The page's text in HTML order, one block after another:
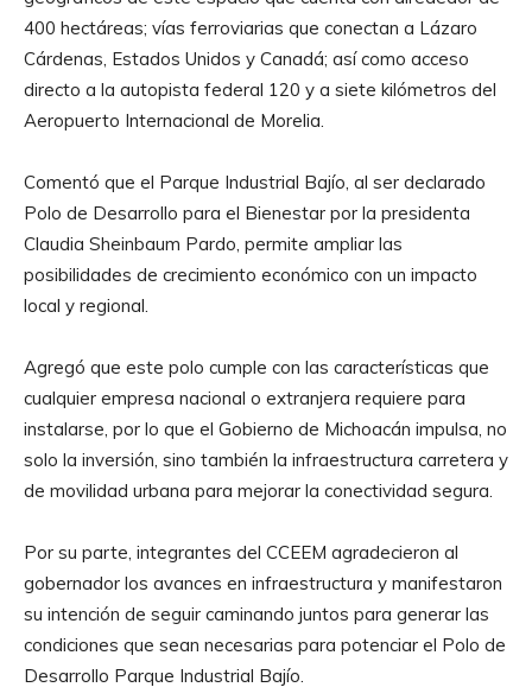
400 hectáreas; vías ferroviarias que conectan a Lázaro
Cárdenas, Estados Unidos y Canadá; así como acceso
directo a la autopista federal 120 y a siete kilómetros del
Aeropuerto Internacional de Morelia.
Comentó que el Parque Industrial Bajío, al ser declarado
Polo de Desarrollo para el Bienestar por la presidenta
Claudia Sheinbaum Pardo, permite ampliar las
posibilidades de crecimiento económico con un impacto
local y regional.
Agregó que este polo cumple con las características que
cualquier empresa nacional o extranjera requiere para
instalarse, por lo que el Gobierno de Michoacán impulsa, no
solo la inversión, sino también la infraestructura carretera y
de movilidad urbana para mejorar la conectividad segura.
Por su parte, integrantes del CCEEM agradecieron al
gobernador los avances en infraestructura y manifestaron
su intención de seguir caminando juntos para generar las
condiciones que sean necesarias para potenciar el Polo de
Desarrollo Parque Industrial Bajío.